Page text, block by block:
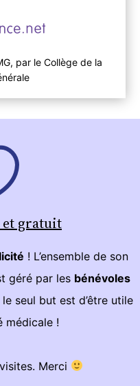
par le Collège de la
et gratuit
! L’ensemble de son
géré par les bénévoles
seul but est d’être utile
médicale !
Merci